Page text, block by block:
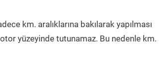
km. aralıklarına bakılarak yapılması
yüzeyinde tutunamaz. Bu nedenle